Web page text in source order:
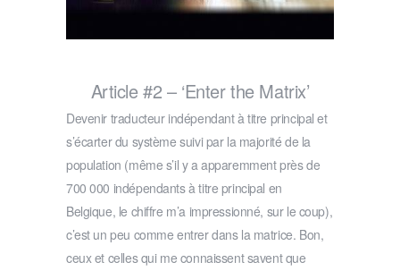
Article #2 – ‘Enter the Matrix’
Devenir traducteur indépendant à titre principal et
s’écarter du système suivi par la majorité de la
population (même s’il y a apparemment près de
700 000 indépendants à titre principal en
Belgique, le chiffre m’a impressionné, sur le coup),
c’est un peu comme entrer dans la matrice. Bon,
ceux et celles qui me connaissent savent que